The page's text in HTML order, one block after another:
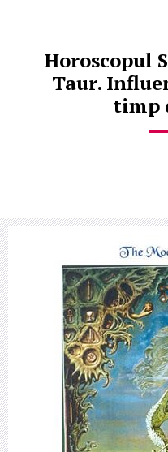
Horoscopul
Taur.
timp